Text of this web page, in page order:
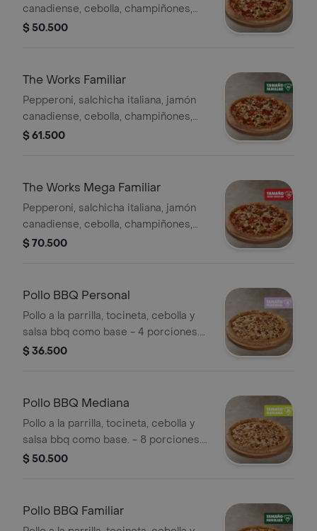
canadiense, cebolla, champiñones,
pimentón verde y aceitunas negras. -
Pepperoncini.
$ 50.500
The Works Familiar
Pepperoni, salchicha italiana, jamón
canadiense, cebolla, champiñones,
pimentón verde y aceitunas negras. -
Pepperoncini.
$ 61.500
The Works Mega Familiar
Pepperoni, salchicha italiana, jamón
canadiense, cebolla, champiñones,
pimentón verde y aceitunas negras. -
Pepperoncini.
$ 70.500
Pollo BBQ Personal
Pollo a la parrilla, tocineta, cebolla y
salsa bbq como base - 4 porciones.
Incluye Salsa de Ajo, Sazonador
$ 36.500
Pollo BBQ Mediana
Pollo a la parrilla, tocineta, cebolla y
salsa bbq como base. - 8 porciones.
Incluye Salsa de Ajo, Sazonador
$ 50.500
Pollo BBQ Familiar